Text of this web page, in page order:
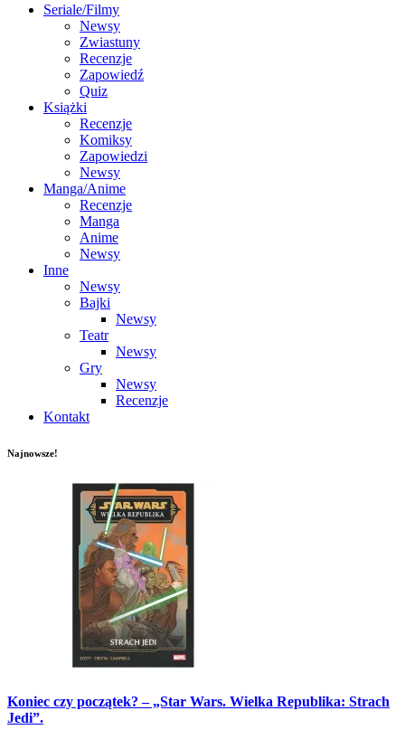
Seriale/Filmy
Newsy
Zwiastuny
Recenzje
Zapowiedź
Quiz
Książki
Recenzje
Komiksy
Zapowiedzi
Newsy
Manga/Anime
Recenzje
Manga
Anime
Newsy
Inne
Newsy
Bajki
Newsy
Teatr
Newsy
Gry
Newsy
Recenzje
Kontakt
Najnowsze!
Koniec czy początek? – „Star Wars. Wielka Republika: Strach
Jedi”.